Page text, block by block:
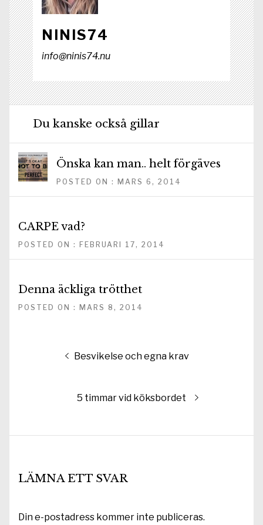
NINIS74
info@ninis74.nu
Du kanske också gillar
Önska kan man.. helt förgäves
POSTED ON : MARS 6, 2014
CARPE vad?
POSTED ON : FEBRUARI 17, 2014
Denna äckliga trötthet
POSTED ON : MARS 8, 2014
Inläggsnavigering
Föregående
Besvikelse och egna krav
Nästa
5 timmar vid köksbordet
LÄMNA ETT SVAR
Din e-postadress kommer inte publiceras.